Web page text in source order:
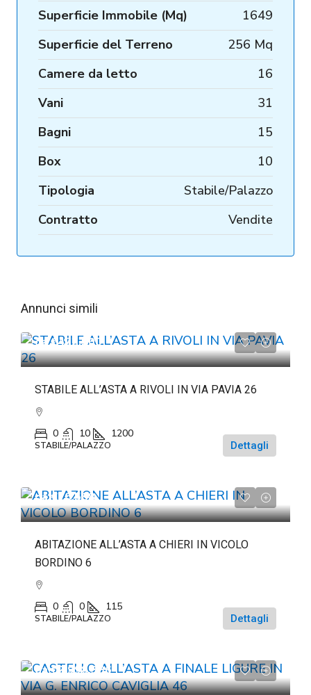
Superficie Immobile (Mq)
1649
Superficie del Terreno
256 Mq
Camere da letto
16
Vani
31
Bagni
15
Box
10
Tipologia
Stabile/Palazzo
Contratto
Vendite
Annunci simili
da€472.500
STABILE ALL’ASTA A RIVOLI IN VIA PAVIA 26
0 10 1200
STABILE/PALAZZO Dettagli
da€26.588
ABITAZIONE ALL’ASTA A CHIERI IN VICOLO
BORDINO 6
0 0 115
STABILE/PALAZZO Dettagli
da€2.998.386